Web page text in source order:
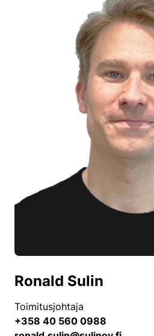
Ronald Sulin
Toimitusjohtaja
+358 40 560 0988